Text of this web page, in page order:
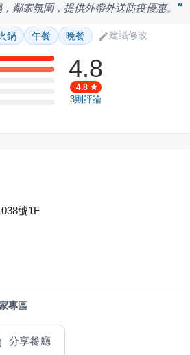
鄰家氛圍，提供外帶外送防疫優惠。
鍋 午餐 晚餐 建議修改
4.8
4.8
3則評論
號1F
專區
分享餐廳